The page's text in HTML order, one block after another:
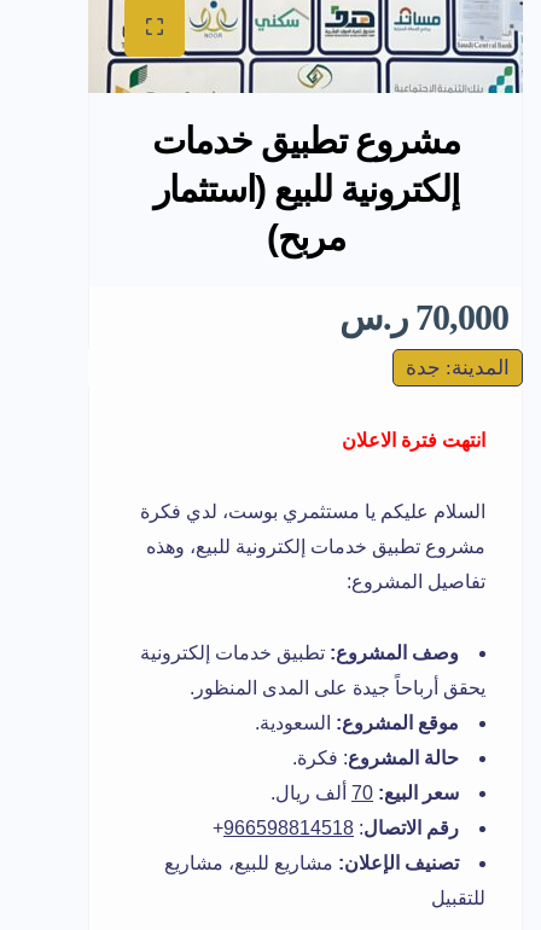
مشروع تطبيق خدمات
إلكترونية للبيع (استثمار
مربح)
70,000 ر.س
المدينة: جدة
انتهت فترة الاعلان
السلام عليكم يا مستثمري بوست، لدي فكرة
مشروع تطبيق خدمات إلكترونية للبيع، وهذه
تفاصيل المشروع:
وصف المشروع: تطبيق خدمات إلكترونية
يحقق أرباحاً جيدة على المدى المنظور.
موقع المشروع: السعودية.
حالة المشروع: فكرة.
سعر البيع: 70 ألف ريال.
رقم الاتصال:
966598814518
+
تصنيف الإعلان: مشاريع للبيع، مشاريع
للتقبيل